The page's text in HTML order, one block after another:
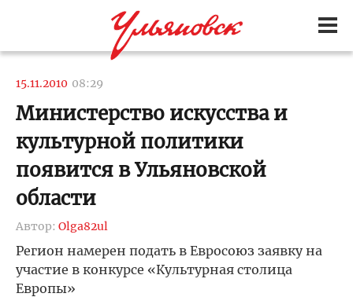
15.11.2010 08:29
Министерство искусства и
культурной политики
появится в Ульяновской
области
Автор: Olga82ul
Регион намерен подать в Евросоюз заявку на
участие в конкурсе «Культурная столица
Европы»